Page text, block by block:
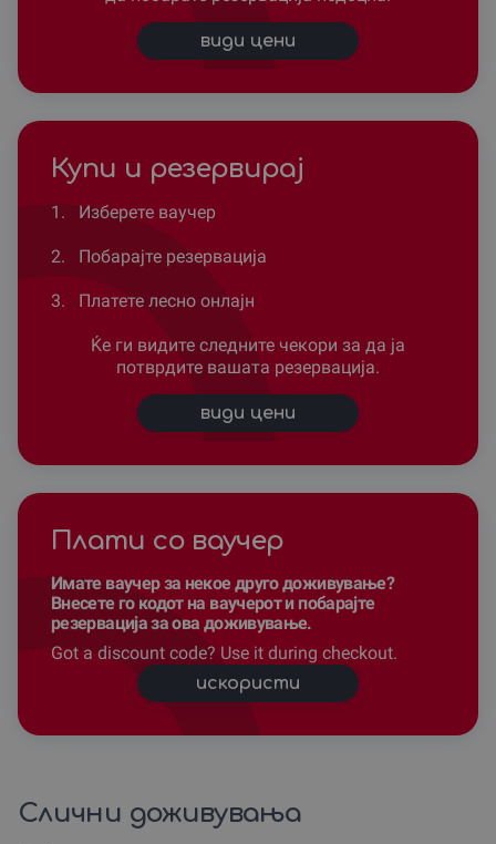
види цени
Купи и резервирај
1. Изберете ваучер
2. Побарајте резервација
3. Платете лесно онлајн
Ќе ги видите следните чекори за да ја
потврдите вашата резервација.
види цени
Плати со ваучер
Имате ваучер за некое друго доживување?
Внесете го кодот на ваучерот и побарајте
резервација за ова доживување.
Got a discount code? Use it during checkout.
искористи
Слични доживувања